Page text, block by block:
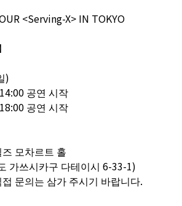
<Serving-X> IN TOKYO
)
공연 시작
공연 시작
모차르트 홀
가쓰시카구 다테이시 6-33-1)
문의는 삼가 주시기 바랍니다.